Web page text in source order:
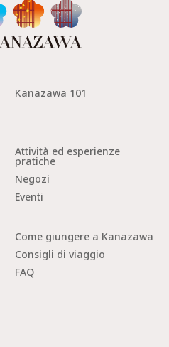
Kanazawa 101
Attività ed esperienze
pratiche
Negozi
Eventi
Come giungere a Kanazawa
Consigli di viaggio
FAQ